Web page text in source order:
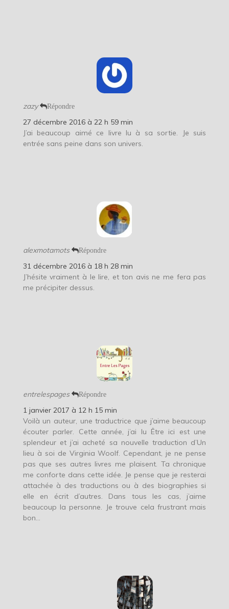
zazy Répondre
27 décembre 2016 à 22 h 59 min
J’ai beaucoup aimé ce livre lu à sa sortie. Je suis
entrée sans peine dans son univers.
alexmotamots Répondre
31 décembre 2016 à 18 h 28 min
J’hésite vraiment à le lire, et ton avis ne me fera pas
me précipiter dessus.
entrelespages Répondre
1 janvier 2017 à 12 h 15 min
Voilà un auteur, une traductrice que j’aime beaucoup
écouter parler. Cette année, j’ai lu Être ici est une
splendeur et j’ai acheté sa nouvelle traduction d’Un
lieu à soi de Virginia Woolf. Cependant, je ne pense
pas que ses autres livres me plaisent. Ta chronique
me conforte dans cette idée. Je pense que je resterai
attachée à des traductions ou à des biographies si
elle en écrit d’autres. Dans tous les cas, j’aime
beaucoup la personne. Je trouve cela frustrant mais
bon…